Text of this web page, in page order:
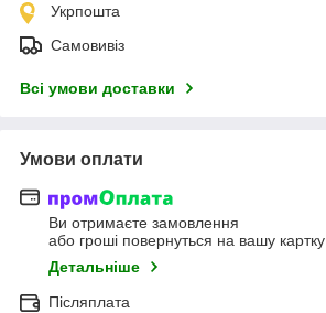
Укрпошта
Самовивіз
Всі умови доставки
Умови оплати
Ви отримаєте замовлення
або гроші повернуться на вашу картку
Детальніше
Післяплата